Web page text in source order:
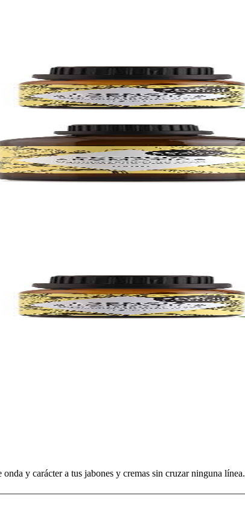
y carácter a tus jabones y cremas sin cruzar ninguna línea.